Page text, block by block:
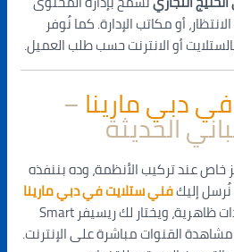
أو مكاتب الإدارة. كما نُوفر
أو الانترنت حسب طلب العميل.
دبي مارينا–
الحديثة
خاص عند تركيب الأنظمة، وده بننفذه
إليكفني ستلايت في دبي مارينا
يركب لك النظام بدون تمديدات ظاهرية، ويختار لك ريسيفر Smart
القنوات مباشرة على الإنترنت.